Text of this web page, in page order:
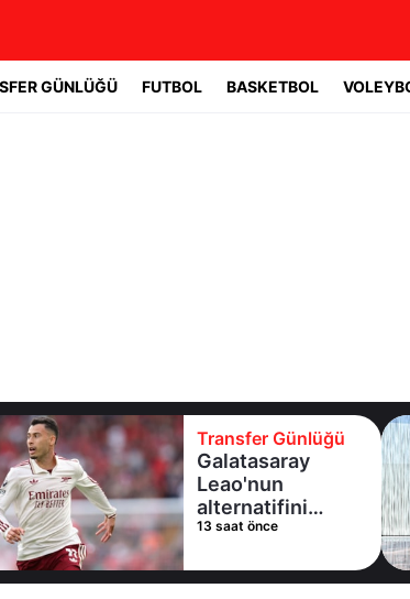
GÜNLÜĞÜ FUTBOL BASKETBOL
Transfer Günlüğü
Galatasaray
Leao'nun
alternatifini
Arsenal'de buldu
13 saat önce